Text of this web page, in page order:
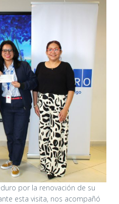
por la renovación de su
esta visita, nos acompañó